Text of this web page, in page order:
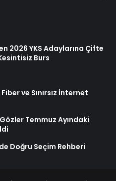
2026 YKS Adaylarına Çifte
Burs
ve Sınırsız İnternet
Temmuz Ayındaki
Doğru Seçim Rehberi